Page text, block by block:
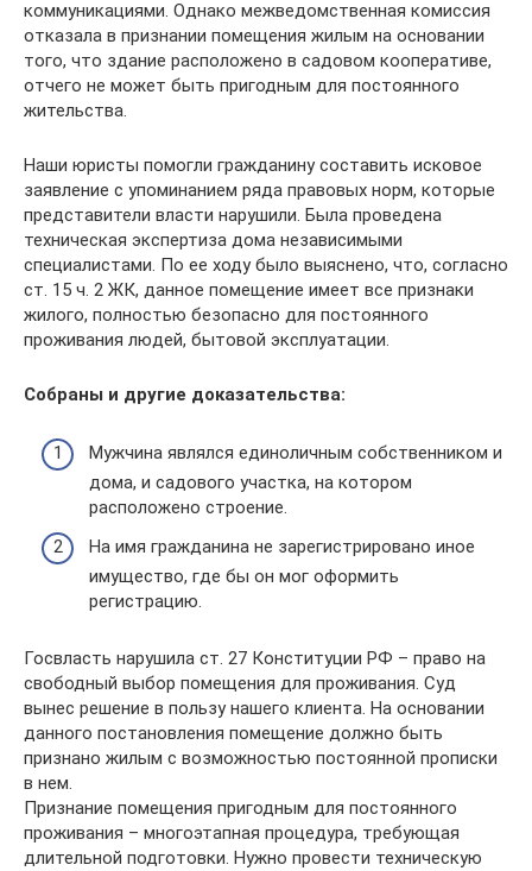
коммуникациями. Однако межведомственная комиссия
отказала в признании помещения жилым на основании
того, что здание расположено в садовом кооперативе,
отчего не может быть пригодным для постоянного
жительства.
Наши юристы помогли гражданину составить исковое
заявление с упоминанием ряда правовых норм, которые
представители власти нарушили. Была проведена
техническая экспертиза дома независимыми
специалистами. По ее ходу было выяснено, что, согласно
ст. 15 ч. 2 ЖК, данное помещение имеет все признаки
жилого, полностью безопасно для постоянного
проживания людей, бытовой эксплуатации.
Собраны и другие доказательства:
Мужчина являлся единоличным собственником и
дома, и садового участка, на котором
расположено строение.
На имя гражданина не зарегистрировано иное
имущество, где бы он мог оформить
регистрацию.
Госвласть нарушила ст. 27 Конституции РФ – право на
свободный выбор помещения для проживания. Суд
вынес решение в пользу нашего клиента. На основании
данного постановления помещение должно быть
признано жилым с возможностью постоянной прописки
в нем.
Признание помещения пригодным для постоянного
проживания – многоэтапная процедура, требующая
длительной подготовки. Нужно провести техническую